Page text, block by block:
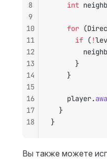
		int
		for
			if
( !
			}
		}
		player.
	}
}
8
9
10
11
12
13
14
15
16
17
18
Вы также можете